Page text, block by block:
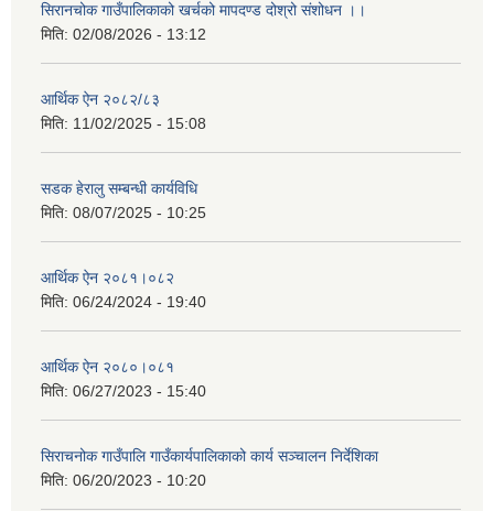
सिरानचोक गाउँपालिकाको खर्चको मापदण्ड दोश्रो संशोधन ।।
मिति: 02/08/2026 - 13:12
आर्थिक ऐन २०८२/८३
मिति: 11/02/2025 - 15:08
सडक हेरालु सम्बन्धी कार्यविधि
मिति: 08/07/2025 - 10:25
आर्थिक ऐन २०८१।०८२
मिति: 06/24/2024 - 19:40
आर्थिक ऐन २०८०।०८१
मिति: 06/27/2023 - 15:40
सिराचनोक गाउँपालि गाउँकार्यपालिकाको कार्य सञ्चालन निर्देशिका
मिति: 06/20/2023 - 10:20